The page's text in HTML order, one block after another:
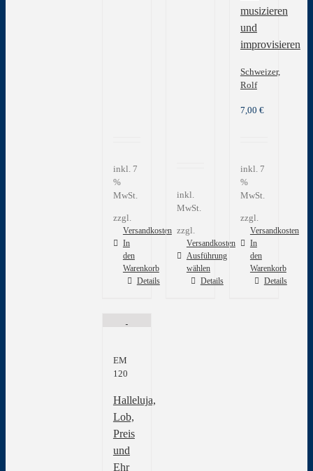
inkl. 7
%
MwSt.
zzgl.
Versandkosten
In
den
Warenkorb
Details
inkl.
MwSt.
zzgl.
Versandkosten
Ausführung
wählen
Dieses Details
musizieren
und
improvisieren
Schweizer,
Rolf
7,00 €
inkl. 7
%
MwSt.
zzgl.
Versandkosten
In
den
Warenkorb
Details
EM
120
Halleluja,
Lob,
Preis
und
Ehr